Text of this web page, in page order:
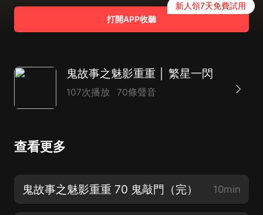
打開APP收聽
新人領7天免費試用
鬼故事之魅影重重 │ 繁星一閃
107次播放 70條聲音
查看更多
鬼故事之魅影重重 70 鬼敲門（完） 10min